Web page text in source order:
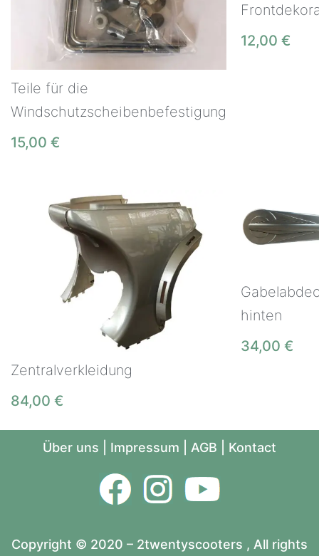
Teile für die
Windschutzscheibenbefestigung
15,00 €
12,00 €
Zentralverkleidung
84,00 €
hinten
34,00 €
Über uns Impressum AGB Kontact
Copyright © 2020 – 2twentyscooters , All rights